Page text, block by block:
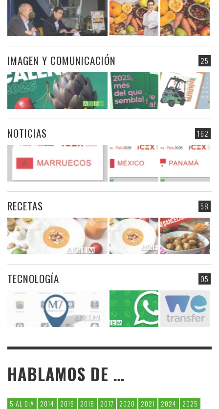
25
IMAGEN Y COMUNICACIÓN
162
NOTICIAS
58
RECETAS
05
TECNOLOGÍA
HABLAMOS DE …
5 AL DIA 2014 2015 2016 2017 2020 2021 2024
2025